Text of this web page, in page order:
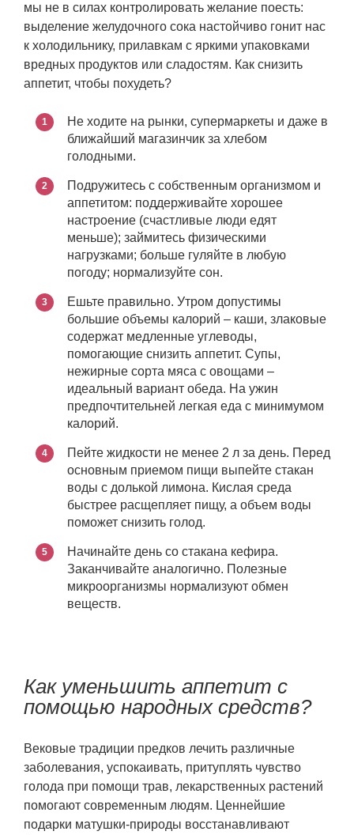
мы не в силах контролировать желание поесть:
выделение желудочного сока настойчиво гонит нас
к холодильнику, прилавкам с яркими упаковками
вредных продуктов или сладостям. Как снизить
аппетит, чтобы похудеть?
Не ходите на рынки, супермаркеты и даже в
ближайший магазинчик за хлебом
голодными.
Подружитесь с собственным организмом и
аппетитом: поддерживайте хорошее
настроение (счастливые люди едят
меньше); займитесь физическими
нагрузками; больше гуляйте в любую
погоду; нормализуйте сон.
Ешьте правильно. Утром допустимы
большие объемы калорий – каши, злаковые
содержат медленные углеводы,
помогающие снизить аппетит. Супы,
нежирные сорта мяса с овощами –
идеальный вариант обеда. На ужин
предпочтительней легкая еда с минимумом
калорий.
Пейте жидкости не менее 2 л за день. Перед
основным приемом пищи выпейте стакан
воды с долькой лимона. Кислая среда
быстрее расщепляет пищу, а объем воды
поможет снизить голод.
Начинайте день со стакана кефира.
Заканчивайте аналогично. Полезные
микроорганизмы нормализуют обмен
веществ.
Как уменьшить аппетит с
помощью народных средств?
Вековые традиции предков лечить различные
заболевания, успокаивать, притуплять чувство
голода при помощи трав, лекарственных растений
помогают современным людям. Ценнейшие
подарки матушки-природы восстанавливают